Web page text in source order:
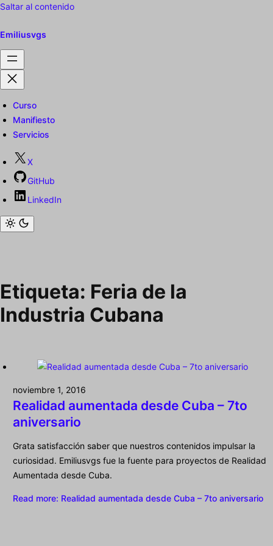
Saltar al contenido
Emiliusvgs
Curso
Manifiesto
Servicios
X
GitHub
LinkedIn
Etiqueta: Feria de la
Industria Cubana
noviembre 1, 2016
Realidad aumentada desde Cuba – 7to
aniversario
Grata satisfacción saber que nuestros contenidos impulsar la
curiosidad. Emiliusvgs fue la fuente para proyectos de Realidad
Aumentada desde Cuba.
Read more: Realidad aumentada desde Cuba – 7to aniversario